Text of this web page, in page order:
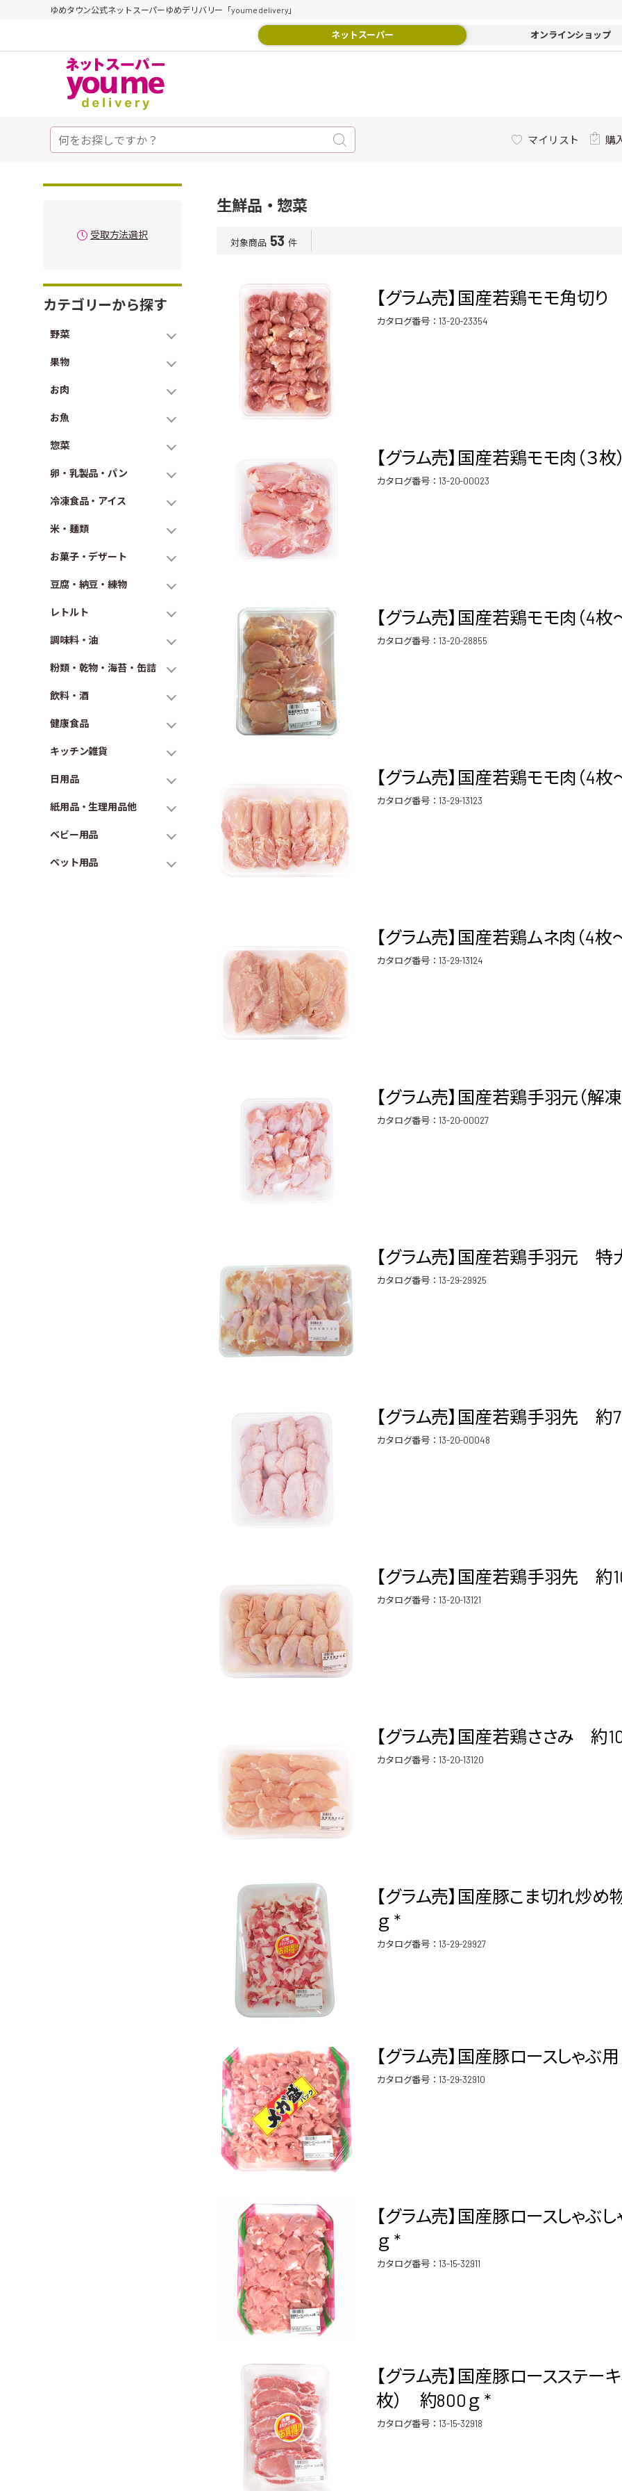
ゆめタウン公式ネットスーパーゆめデリバリー「youme delivery」
ネットスーパー オンラインショップ
マイリスト 購
受取方法選択
カテゴリーから探す
野菜
果物
お肉
お魚
惣菜
卵・乳製品・パン
冷凍食品・アイス
米・麺類
お菓子・デザート
豆腐・納豆・練物
レトルト
調味料・油
粉類・乾物・海苔・缶詰
飲料・酒
健康食品
キッチン雑貨
日用品
紙用品・生理用品他
ベビー用品
ペット用品
生鮮品・惣菜
対象商品 53 件
【グラム売】国産若鶏モモ角切
カタログ番号：13-20-23354
【グラム売】国産若鶏モモ肉（３
カタログ番号：13-20-00023
【グラム売】国産若鶏モモ肉（4
カタログ番号：13-20-28855
【グラム売】国産若鶏モモ肉（4
カタログ番号：13-29-13123
【グラム売】国産若鶏ムネ肉（4
カタログ番号：13-29-13124
【グラム売】国産若鶏手羽元（解
カタログ番号：13-20-00027
【グラム売】国産若鶏手羽元
カタログ番号：13-29-29925
【グラム売】国産若鶏手羽先 約
カタログ番号：13-20-00048
【グラム売】国産若鶏手羽先 約
カタログ番号：13-20-13121
【グラム売】国産若鶏ささみ 約
カタログ番号：13-20-13120
【グラム売】国産豚こま切れ
ｇ *
カタログ番号：13-29-29927
【グラム売】国産豚ロースしゃ
カタログ番号：13-29-32910
【グラム売】国産豚ロースしゃぶ
ｇ *
カタログ番号：13-15-32911
【グラム売】国産豚ロースステー
枚） 約800ｇ *
カタログ番号：13-15-32918